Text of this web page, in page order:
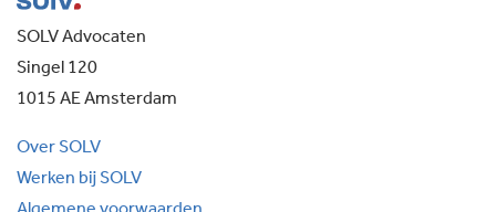
SOLV Advocaten
Singel 120
1015 AE Amsterdam
Over SOLV
Werken bij SOLV